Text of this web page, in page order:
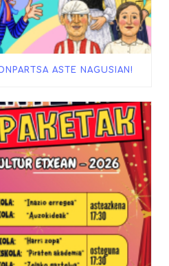
ASTE NAGUSIAN!